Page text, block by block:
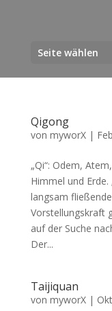
Seite wählen
Qigong
von myworX|
„Qi“: Odem,
Himmel und Erde.
langsam
Vorstellungskraft
auf der Suche
Der...
Taijiquan
von myworX|